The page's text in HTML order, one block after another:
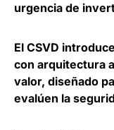
urgencia de
El CSVD
con arquitectura
valor, diseñado
evalúen la